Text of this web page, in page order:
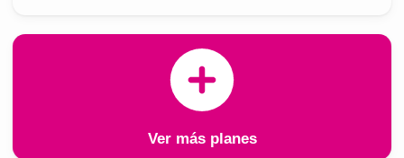
Ver más planes